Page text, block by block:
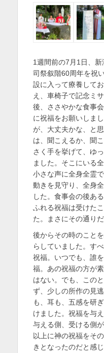
1週間前の7月1日、
司祭叙階60周年を祝
設に入って療養して
え、車椅子で記念ミ
後、ささやかな食事
に祝福をお願いしま
が、大丈夫かな、と
は、聞こえるか、聞
さく手を挙げて、ゆ
ました。そこにいる
小さな声に全身全霊
動きを見守り、全身
した。食事会の後あ
ふれる祝福は受けた
た。まさにその通り
後からその時のこと
らしていました。す
祝福。いつでも、誰
福。あの祝福の方が
はない。でも、この
ず、少しの所作の見
も、耳も、五感を研
けました。祝福を与
与える側、受ける側
以上に神の祝福をそ
きとなったのだと感